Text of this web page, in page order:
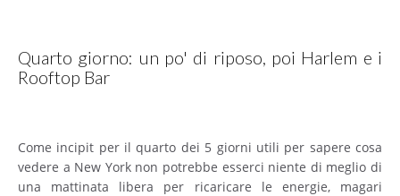
Quarto giorno: un po' di riposo, poi Harlem e i
Rooftop Bar
Come incipit per il quarto dei 5 giorni utili per sapere cosa
vedere a New York non potrebbe esserci niente di meglio di
una mattinata libera per ricaricare le energie, magari